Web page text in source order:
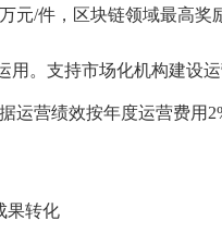
万元/件，区块链领域最高奖
用。 支持市场化机构建设
运营绩效按年度运营费用
果转化